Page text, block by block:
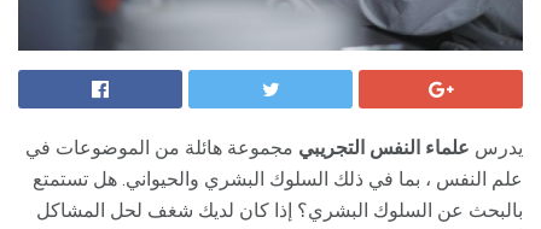
يدرس علماء النفس التجريبي مجموعة هائلة من الموضوعات في
علم النفس ، بما في ذلك السلوك البشري والحيواني. هل تستمتع
بالبحث عن السلوك البشري؟ إذا كان لديك شغف لحل المشاكل